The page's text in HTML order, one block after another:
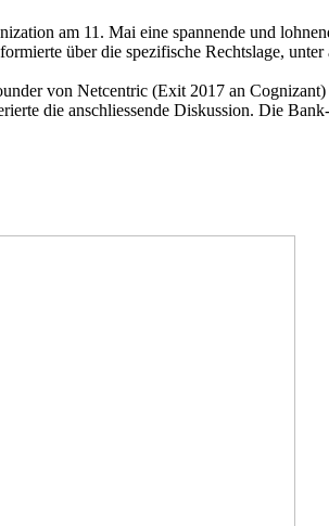
am 11. Mai eine spannende und
über die spezifische Rechtslage,
von Netcentric (Exit 2017 an
die anschliessende Diskussion. Die